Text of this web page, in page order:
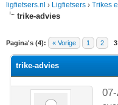
ligfietsers.nl › Ligfietsers › Trikes
trike-advies
Pagina's (4): « Vorige 1 2 3
waardering is 0
trike-advies